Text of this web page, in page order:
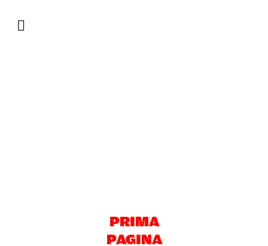
PRIMA
PAGINA